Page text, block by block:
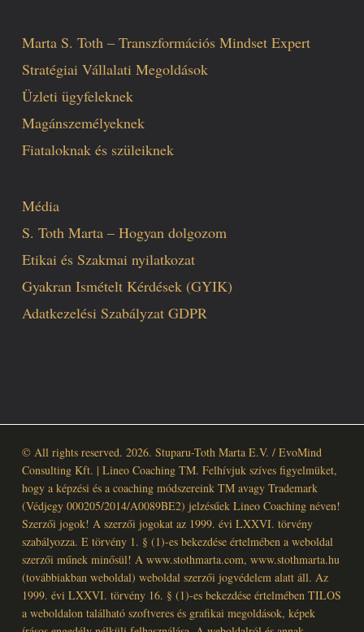
Marta S. Toth – Transzformációs Mindset Expert
Stratégiai Vállalati Megoldások
Üzleti ügyfeleknek
Magánszemélyeknek
Fiataloknak és szüleiknek
Média
S. Toth Marta – Hogyan dolgozom
Etikai és Szakmai nyilatkozat
Gyakran Ismételt Kérdések (GYIK)
Adatkezelési Szabályzat GDPR
© All rights reserved. 2026. Stuparu-Toth Marta E.V. / EvoMind
Consulting Kft. | Lineo Coaching TM. Felhívjuk szíves figyelmüket,
hogy a képzési és a coaching módszereink TM avagy Trademark
(Védjegy 000205/2014/A0089BE2) jelzésűek Lineo Coaching néven!
Szerzői jogok! A szerzői jogokat az 1999. évi LXXVI. törvény
szabályozza. E törvény 1. § (1)-es bekezdése értelmében a weboldal
szerzői műnek minősül! A www.stothmarta.com, www.stothmarta.hu
(továbbiakban weboldal) weboldal szerzői jogvédelem alatt áll. Az
1999. évi LXXVI. törvény 16. § (1)-es bekezdése értelmében TILOS
a weboldalon található szoftveres és grafikai megoldások, képek